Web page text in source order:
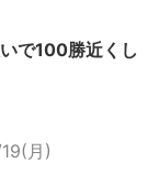
で100勝近くし
月)